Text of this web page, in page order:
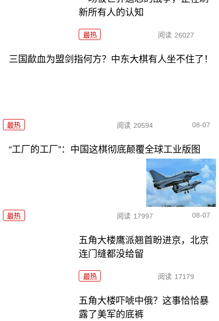
新所有人的认知
最热 阅读 26027
三国歃血为盟剑指何方？中东大棋有人坐不住了！
最热 阅读 20594 08-07
“工厂的工厂”：中国这棋彻底颠覆全球工业版图
最热 阅读 17997 08-07
五角大楼鹰派翘首盼进京，北京
连门缝都没给留
最热 阅读 17179
五角大楼吓唬中俄？这事恰恰暴
露了美军的底裤